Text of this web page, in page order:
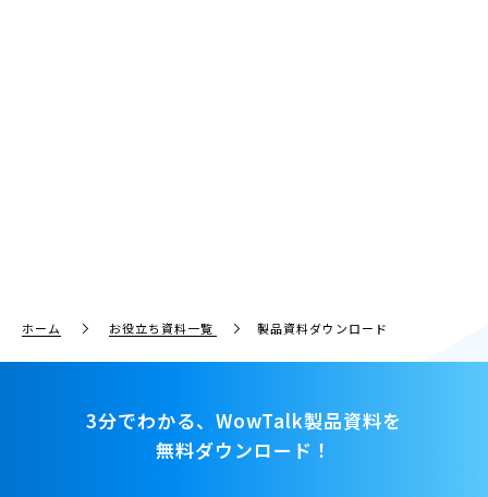
ホーム お役立ち資料一覧 製品資料ダウンロード
3分でわかる、WowTalk製品資料を
無料ダウンロード！